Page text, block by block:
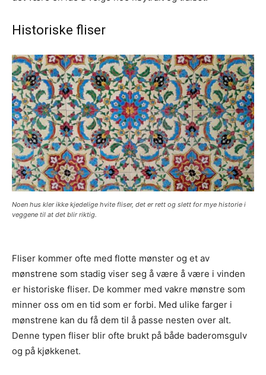
Historiske fliser
Noen hus kler ikke kjedelige hvite fliser, det er rett og slett for mye historie i
veggene til at det blir riktig.
Fliser kommer ofte med flotte mønster og et av
mønstrene som stadig viser seg å være å være i vinden
er historiske fliser. De kommer med vakre mønstre som
minner oss om en tid som er forbi. Med ulike farger i
mønstrene kan du få dem til å passe nesten over alt.
Denne typen fliser blir ofte brukt på både baderomsgulv
og på kjøkkenet.